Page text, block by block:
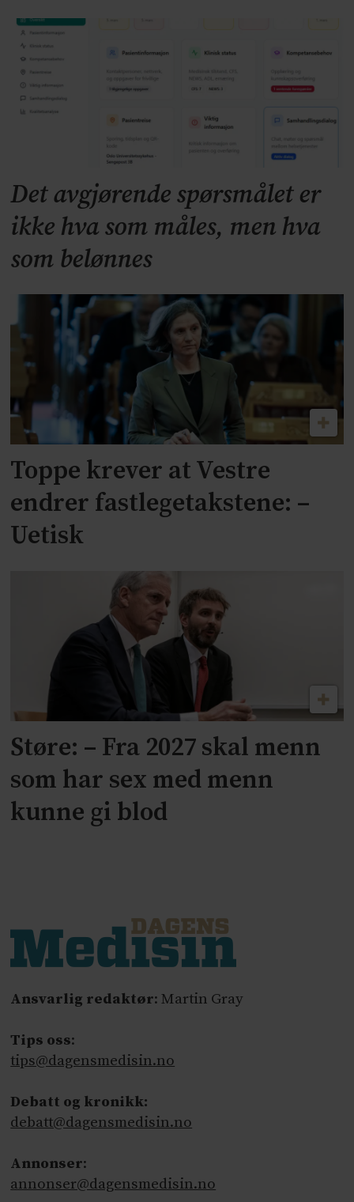
Det avgjørende spørsmålet er
ikke hva som måles, men hva
som belønnes
Toppe krever at Vestre
endrer fastlegetakstene: –
Uetisk
Støre: – Fra 2027 skal menn
som har sex med menn
kunne gi blod
Ansvarlig redaktør: Martin Gray
Tips oss:
tips@dagensmedisin.no
Debatt og kronikk:
debatt@dagensmedisin.no
Annonser:
annonser@dagensmedisin.no